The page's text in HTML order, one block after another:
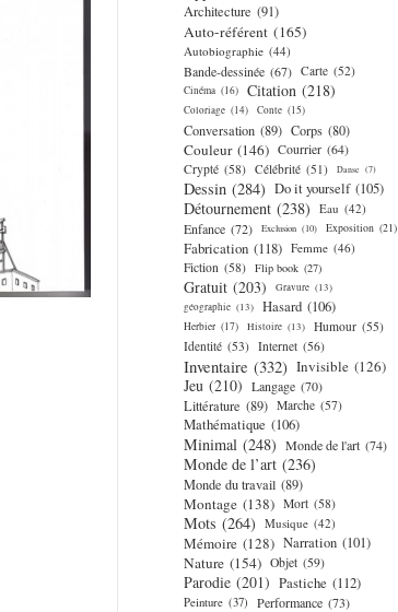
Architecture (91)
Auto-référent (165)
Autobiographie (44)
Bande-dessinée (67) Carte (52)
Cinéma (16) Citation (218)
Coloriage (14) Conte (15)
Conversation (89) Corps (80)
Couleur (146) Courrier (64)
Crypté (58) Célébrité (51) Danse (7)
Dessin (284) Do it yourself (105)
Détournement (238) Eau (42)
Enfance (72) Exclusion (10) Exposition (21)
Fabrication (118) Femme (46)
Fiction (58) Flip book (27)
Gratuit (203) Gravure (13)
géographie (13) Hasard (106)
Herbier (17) Histoire (13) Humour (55)
Identité (53) Internet (56)
Inventaire (332) Invisible (126)
Jeu (210) Langage (70)
Littérature (89) Marche (57)
Mathématique (106)
Minimal (248) Monde de l'art (74)
Monde de l’art (236)
Monde du travail (89)
Montage (138) Mort (58)
Mots (264) Musique (42)
Mémoire (128) Narration (101)
Nature (154) Objet (59)
Parodie (201) Pastiche (112)
Peinture (37) Performance (73)